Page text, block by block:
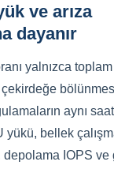
ve arıza
dayanır
yalnızca
çekirdeğe
aynı
yükü, bellek
depolama IOPS